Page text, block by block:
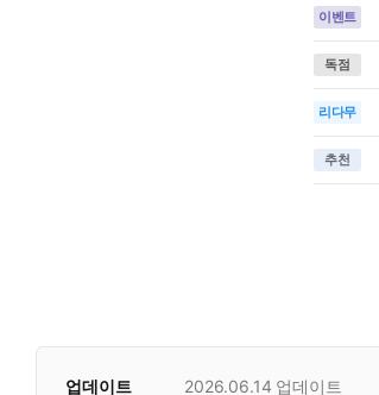
이벤트
독점
리다무
추천
업데이트 2026.06.14 업데이트